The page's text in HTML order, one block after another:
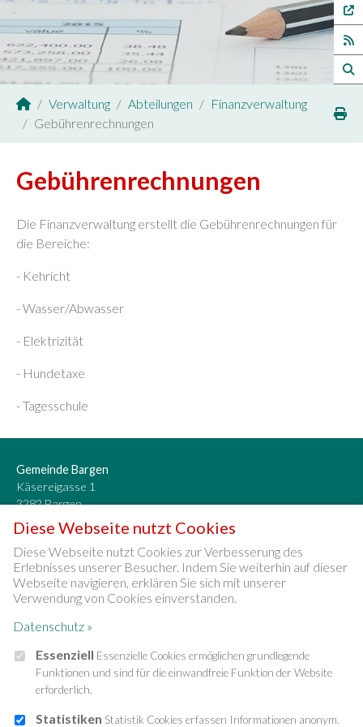
Diese Webseite nutzt Cookies
Diese Webseite nutzt Cookies zur Verbesserung des
Erlebnisses unserer Besucher. Indem Sie weiterhin auf dieser
Webseite navigieren, erklären Sie sich mit unserer
Verwendung von Cookies einverstanden.
Datenschutz »
Essenziell Essenzielle Cookies ermöglichen grundlegende
Funktionen und sind für die einwandfreie Funktion der Website
erforderlich.
Statistiken Statistik Cookies erfassen Informationen anonym.
Sie sind hier:
Verwaltung Abteilungen
Finanzverwaltung
Gebührenrechnungen
Gebührenrechnungen
Die Finanzverwaltung erstellt die Gebührenrechnungen für
die Bereiche:
- Kehricht
- Wasser/Abwasser
- Elektrizität
- Hundetaxe
- Tagesschule
Gemeinde Bargen
Käsereigasse 1
3282 Bargen
032 392 12 78
info[at]bargen-be.ch
Öffnungszeiten
Montag bis Donnerstag 9 bis 12 Uhr
Freitag geschlossen
» Online-Schalter